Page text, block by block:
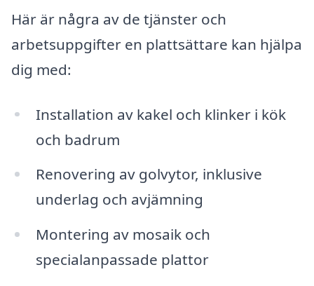
Här är några av de tjänster och
arbetsuppgifter en plattsättare kan hjälpa
dig med:
Installation av kakel och klinker i kök
och badrum
Renovering av golvytor, inklusive
underlag och avjämning
Montering av mosaik och
specialanpassade plattor